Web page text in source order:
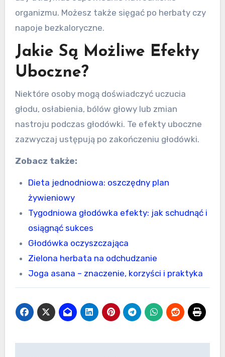
organizmu. Możesz także sięgać po herbaty czy
napoje bezkaloryczne.
Jakie Są Możliwe Efekty
Uboczne?
Niektóre osoby mogą doświadczyć uczucia
głodu, osłabienia, bólów głowy lub zmian
nastroju podczas głodówki. Te efekty uboczne
zazwyczaj ustępują po zakończeniu głodówki.
Zobacz także:
Dieta jednodniowa: oszczędny plan
żywieniowy
Tygodniowa głodówka efekty: jak schudnąć i
osiągnąć sukces
Głodówka oczyszczająca
Zielona herbata na odchudzanie
Joga asana – znaczenie, korzyści i praktyka